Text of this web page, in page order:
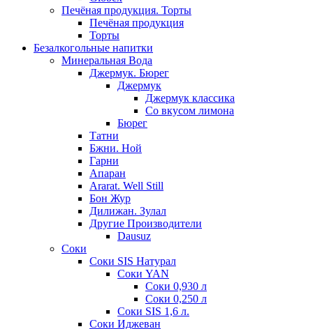
Печёная продукция. Торты
Печёная продукция
Торты
Безалкогольные напитки
Минеральная Вода
Джермук. Бюрег
Джермук
Джермук классика
Со вкусом лимона
Бюрег
Татни
Бжни. Ной
Гарни
Апаран
Ararat. Well Still
Бон Жур
Дилижан. Зулал
Другие Производители
Dausuz
Соки
Соки SIS Натурал
Соки YAN
Соки 0,930 л
Соки 0,250 л
Соки SIS 1,6 л.
Соки Иджеван